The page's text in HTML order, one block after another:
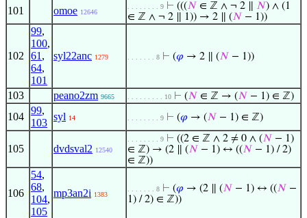
101 omoe 12646
. . . . . . . . 9 ⊢ (((𝑁 ∈ ℤ ∧ ¬ 2 ∥ 𝑁) ∧ (1
∈ ℤ ∧ ¬ 2 ∥ 1)) → 2 ∥ (𝑁 − 1))
102
99,
100,
61 ,
64,
101
syl22anc 1279 . . . . . . . 8 ⊢ (𝜑 → 2 ∥ (𝑁 − 1))
103 peano2zm 9665 . . . . . . . . . 10 ⊢ (𝑁 ∈ ℤ → (𝑁 − 1) ∈ ℤ)
104
99,
103
syl 14 . . . . . . . . 9 ⊢ (𝜑 → (𝑁 − 1) ∈ ℤ)
105 dvdsval2 12540
. . . . . . . . 9 ⊢ ((2 ∈ ℤ ∧ 2 ≠ 0 ∧ (𝑁 − 1)
∈ ℤ) → (2 ∥ (𝑁 − 1) ↔ ((𝑁 − 1) / 2)
∈ ℤ))
106
54,
68,
104,
105
mp3an2i 1383
. . . . . . . 8 ⊢ (𝜑 → (2 ∥ (𝑁 − 1) ↔ ((𝑁 −
1) / 2) ∈ ℤ))